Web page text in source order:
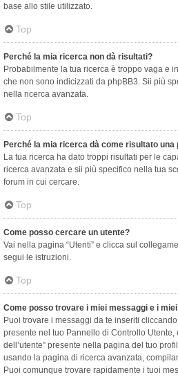
base allo stile utilizzato.
Top
Perché la mia ricerca non dà risultati?
Probabilmente la tua ricerca è troppo vaga e
che non sono indicizzati da phpBB3. Sii più
nella ricerca avanzata.
Top
Perché la mia ricerca dà come risultato una
La tua ricerca ha dato troppi risultati per le
ricerca avanzata e sii più specifico nella tua
forum in cui cercare.
Top
Come posso cercare un utente?
Vai nella pagina “Utenti” e clicca sul
segui le istruzioni.
Top
Come posso trovare i miei messaggi e i
Puoi trovare i messaggi da te inseriti
presente nel tuo Pannello di Controllo Utente,
dell’utente” presente nella pagina del tuo
usando la pagina di ricerca avanzata,
Puoi comunque trovare rapidamente i tuoi